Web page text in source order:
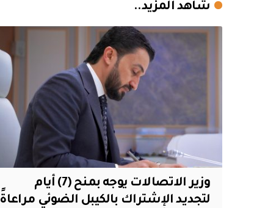
شاهد المزيد..
وزير الاتصالات يوجه بمنح (7) أيام
لتجديد الإشتراك بالكيبل الضوئي مراعاةً